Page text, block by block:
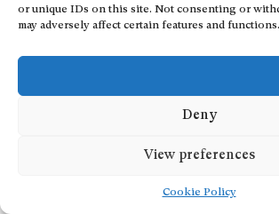
or unique IDs on this site. Not consenting or
may adversely affect certain features and functions.
Deny
View preferences
Cookie Policy
Partenaires
Conditions générales
Confidentialité et cookies
Communiquer votre événement